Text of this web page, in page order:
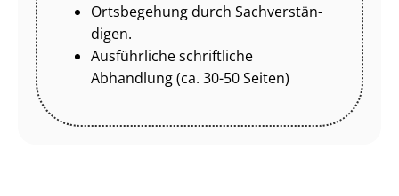
Ortsbegehung durch Sach­ver­stän­
di­gen.
Ausführliche schriftliche
Abhandlung (ca. 30-50 Seiten)